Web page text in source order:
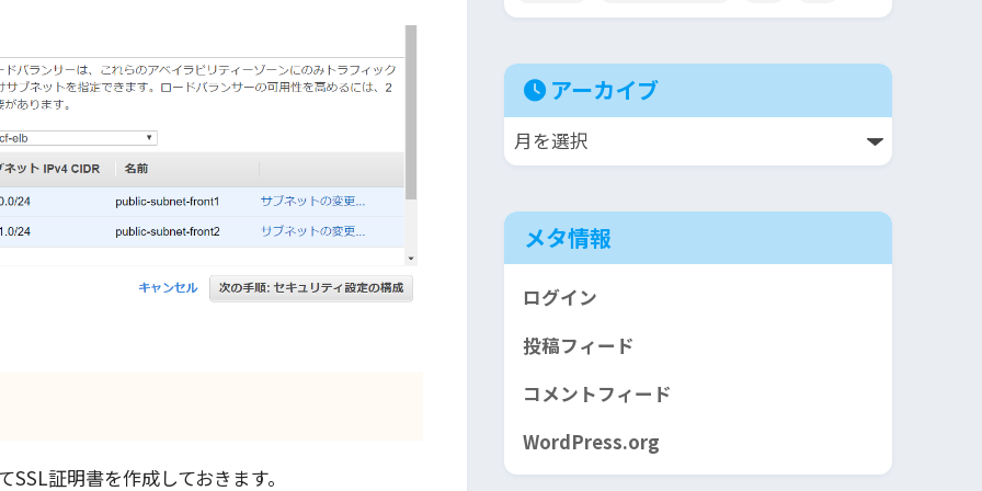
証明書を作成しておきます。
アーカイブ
メタ情報
ログイン
投稿フィード
コメントフィード
WordPress.org